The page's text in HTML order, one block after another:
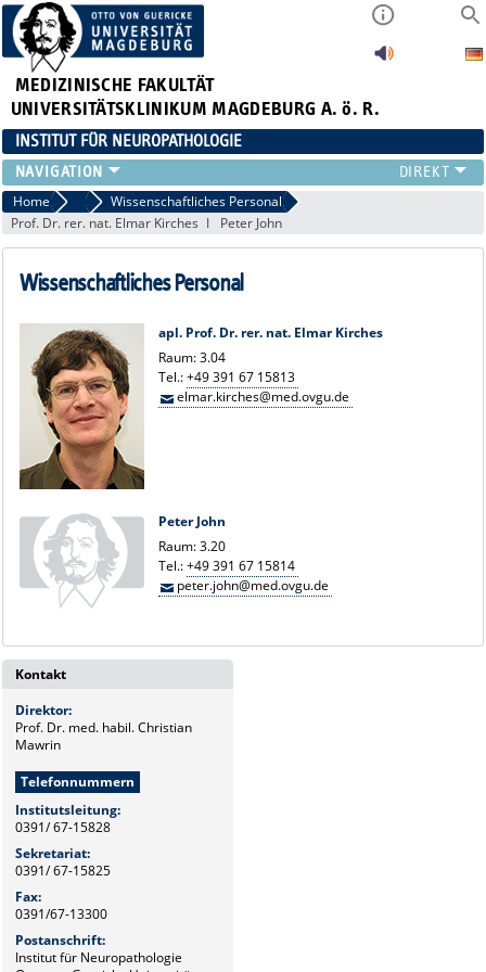
MEDIZINISCHE FAKULTÄT
UNIVERSITÄTSKLINIKUM MAGDEBURG A. ö. R.
INSTITUT FÜR NEUROPATHOLOGIE
TEAM
FORSCHUNG
LEHRE
STELLENANGEBOTE
LINKS
ZUSÄTZLICHE INFORMATIONEN
Home Team Wissenschaftliches Personal
Prof. Dr. rer. nat. Elmar Kirches
Peter John
Wissenschaftliches Personal
apl. Prof. Dr. rer. nat. Elmar Kirches
Raum: 3.04
Tel.:+49 391 67 15813
elmar.kirches@med.ovgu.de
Peter John
Raum: 3.20
Tel.:+49 391 67 15814
peter.john@med.ovgu.de
Kontakt
Direktor:
Prof. Dr. med. habil. Christian
Mawrin
Telefonnummern
Institutsleitung:
0391/ 67-15828
Sekretariat:
0391/ 67-15825
Fax:
0391/67-13300
Postanschrift:
Institut für Neuropathologie